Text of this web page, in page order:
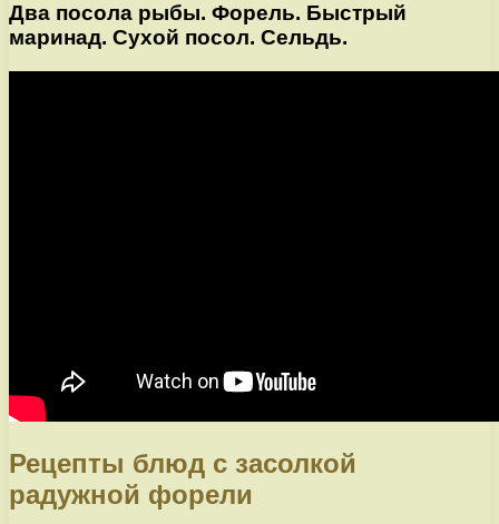
Два посола рыбы. Форель. Быстрый
маринад. Сухой посол. Сельдь.
Рецепты блюд с засолкой
радужной форели